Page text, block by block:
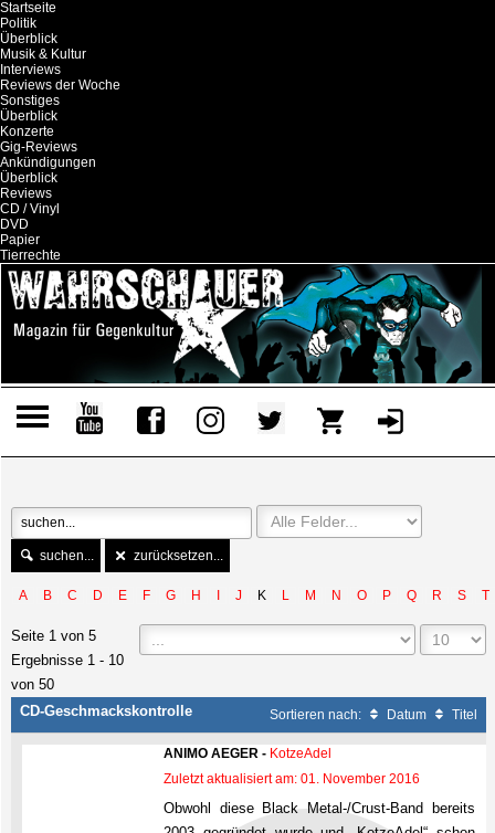
Startseite
Politik
Überblick
Musik & Kultur
Interviews
Reviews der Woche
Sonstiges
Überblick
Konzerte
Gig-Reviews
Ankündigungen
Überblick
Reviews
CD / Vinyl
DVD
Papier
Tierrechte
suchen... zurücksetzen...
A B C D E F G H J K L M N O P Q R S T
Seite 1 von 5
Ergebnisse 1 - 10
von 50
CD-Geschmackskontrolle
Sortieren nach: Datum Titel
ANIMO AEGER - KotzeAdel
Zuletzt aktualisiert am: 01. November 2016
Obwohl diese Black Metal-/Crust-Band bereits